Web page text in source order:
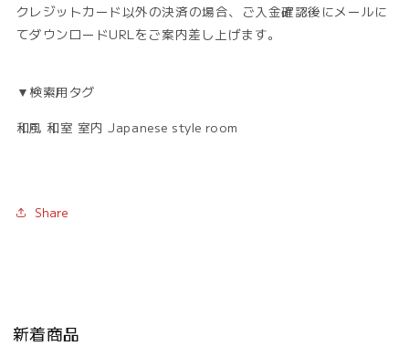
クレジットカード以外の決済の場合、ご入金確認後にメールに
てダウンロードURLをご案内差し上げます。
▼検索用タグ
和風 和室 室内 Japanese style room
Share
新着商品